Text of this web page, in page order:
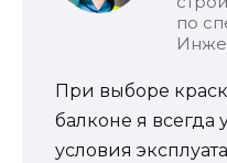
по
При выборе
балконе я всегда
условия